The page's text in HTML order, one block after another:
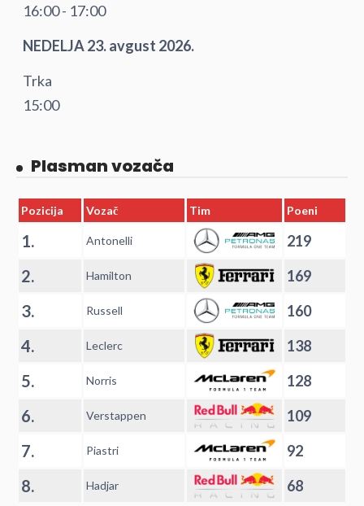
16:00 - 17:00
NEDELJA 23. avgust 2026.
Trka
15:00
Plasman vozača
Pozicija Vozač Tim Poeni
1. Antonelli 219
2. Hamilton 169
3. Russell 160
4. Leclerc 138
5. Norris 128
6. Verstappen 109
7. Piastri 92
8. Hadjar 68